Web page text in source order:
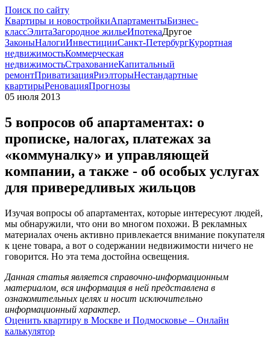
Поиск по сайту
Квартиры и новостройкиАпартаментыБизнес-
классЭлитаЗагородное жильеИпотекаДругое
ЗаконыНалогиИнвестицииСанкт-ПетербургКурортная
недвижимостьКоммерческая
недвижимостьСтрахованиеКапитальный
ремонтПриватизацияРиэлторыНестандартные
квартирыРеновацияПрогнозы
05 июля 2013
5 вопросов об апартаментах: о
прописке, налогах, платежах за
«коммуналку» и управляющей
компании, а также - об особых услугах
для привередливых жильцов
Изучая вопросы об апартаментах, которые интересуют людей,
мы обнаружили, что они во многом похожи. В рекламных
материалах очень активно привлекается внимание покупателя
к цене товара, а вот о содержании недвижимости ничего не
говорится. Но эта тема достойна освещения.
Данная статья является справочно-информационным
материалом, вся информация в ней представлена в
ознакомительных целях и носит исключительно
информационный характер.
Оценить квартиру в Москве и Подмосковье – Онлайн
калькулятор